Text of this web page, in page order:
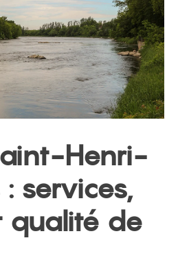
Henri-
services,
qualité de